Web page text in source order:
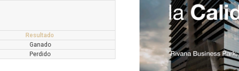
Resultado
Ganado
Perdido